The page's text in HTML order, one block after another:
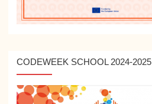
CODEWEEK SCHOOL 2024-2025